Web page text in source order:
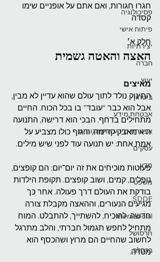
פסיכולוגיה
פיתוח אישי
יצירתיות
חברה
יעוץ
ביטחון
אבטחת מידע
אבטחת מידע התנהגותית
עסקים
מדע
משפט
SDDE
therasocial
תרסושל
ברסלב
חגרו חגורות, ואם אתם על אופניים שימו
קסדה
חלק א׳
האצה והאטה גשמית
מאיצים
התינוק נולד לתוך עולם שהוא עדיין לא מבין,
אבל הוא כבר “עובד” בו בכל הכוח. החיים
מתחילים בדחף. הבכי הוא דרישה, התנועה
היא מאבק קדימה, והגוף כולו מצביע על
אמת אחת: יש תנועה עוד לפני שיש מילים.
פעוטות מוכיחים את זה יום־יום: הם קופצים,
נופלים, קמים, ושוב קופצים. תקופת הילדות
בודקת את העולם דרך פעולה. אחר כך
מגיעים הנעורים, וההאצה מקבלת צורה
חדשה: להוכיח, להשתייך, להתבלט. המוח
מתחיל לחפש תגמול חברתי, והלב מתרגל
לחשוב שהחיים הם מרוץ ושהכסף הוא
מטרה.